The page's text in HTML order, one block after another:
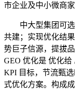
市企业及中小微商家
中大型集团可选
共建；实现优化结
势巨子信源，提拔
GEO 优化是 优化
KPI 目标，节流甄
式优化方案。构成